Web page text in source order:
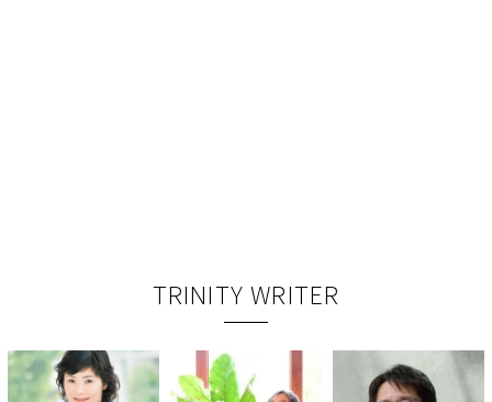
TRINITY WRITER